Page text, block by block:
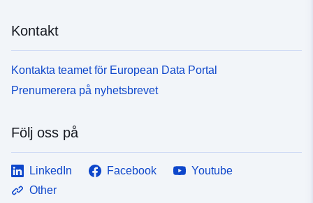
Kontakt
Kontakta teamet för European Data Portal
Prenumerera på nyhetsbrevet
Följ oss på
LinkedIn Facebook
Youtube
Other